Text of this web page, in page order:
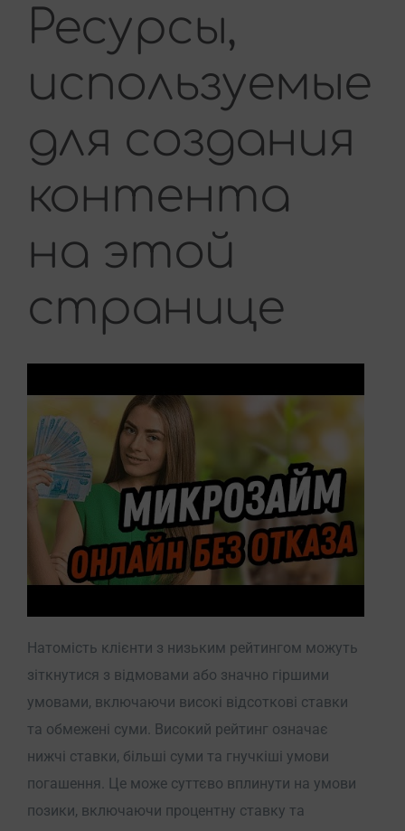
Ресурсы,
используемые
для создания
контента
на этой
странице
Натомість клієнти з низьким рейтингом можуть
зіткнутися з відмовами або значно гіршими
умовами, включаючи високі відсоткові ставки
та обмежені суми. Високий рейтинг означає
нижчі ставки, більші суми та гнучкіші умови
погашення. Це може суттєво вплинути на умови
позики, включаючи процентну ставку та